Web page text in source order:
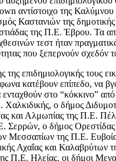
αντίστοιχο της Καλύμνου
Καστανιών της
της Π.Ε. Έβρου. Τα
τεστ ήταν
που ξεπερνούν σχεδόν
επιδημιολογικής τους
κατέβουν επίπεδο, να
ενταχθούν στο “κόκκινο”
ο δήμος
και Αλμωπίας της Π.Ε.
Σερρών, ο δήμος
Μεσσαπίων της Π.Ε.
Αχαΐας και Καλαβρύτων
Π.Ε. Ηλείας, οι δήμοι